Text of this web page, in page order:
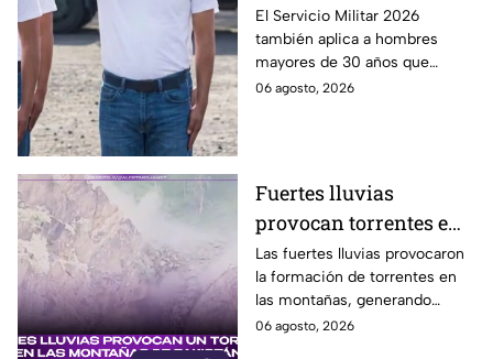
cartilla militar? Te
pueden llamar para
hacer servicio en Baja
California
El Servicio Militar 2026
también aplica a hombres
mayores de 30 años que
nunca tramitaron su cartilla. Te
06 agosto, 2026
Fuertes lluvias
provocan torrentes e
inundaciones en una
región montañosa
Las fuertes lluvias provocaron
la formación de torrentes en
las montañas, generando
inundaciones y afectaciones
06 agosto, 2026